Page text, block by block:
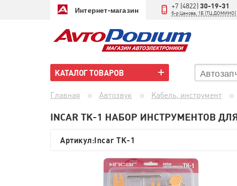
Интернет-магазин +7 (4822) 30-19-31
б-р Цанова, 1Б (ТЦ ДОМИНО)
КАТАЛОГ ТОВАРОВ
Главная Автозвук Кабель, инструмент
INCAR TK-1 НАБОР ИНСТРУМЕНТОВ
Артикул:Incar TK-1